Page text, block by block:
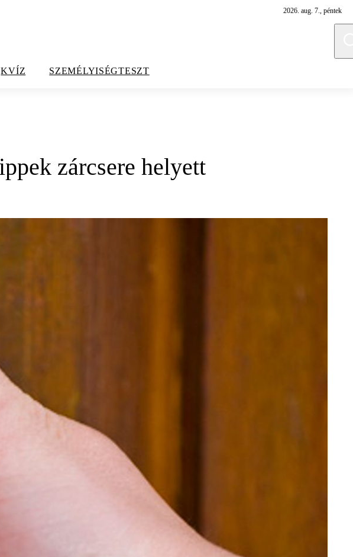
2026. aug. 7., péntek
KVÍZ SZEMÉLYISÉGTESZT
zárcsere helyett